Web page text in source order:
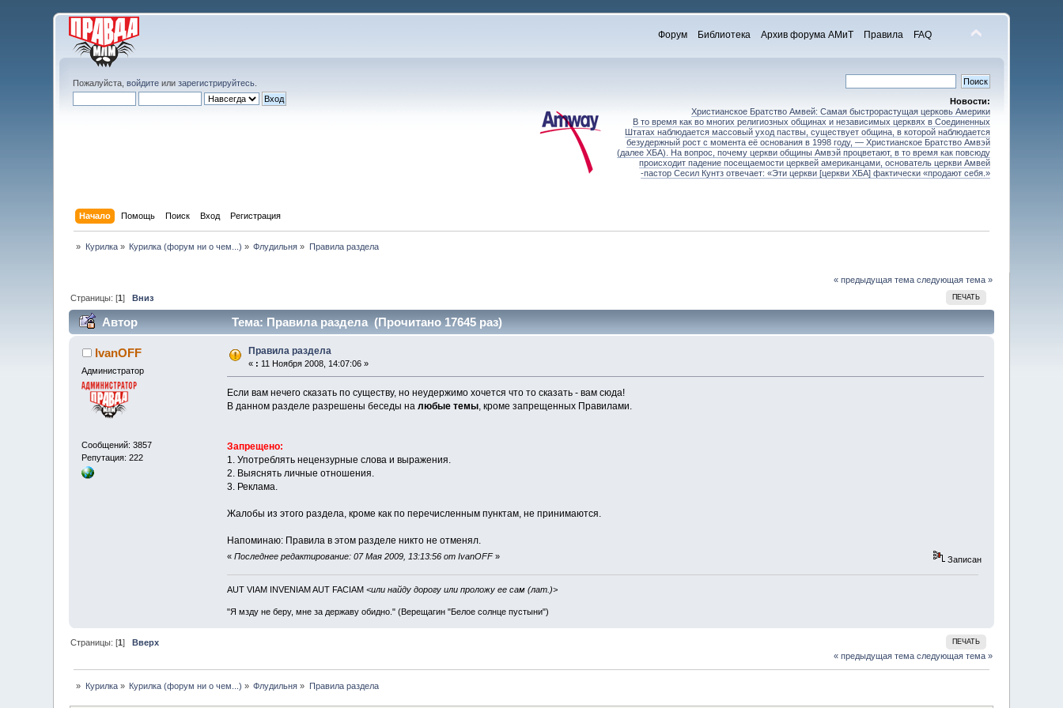
Форум Библиотека Архив форума АМиТ Правила FAQ
Пожалуйста,войдите илизарегистрируйтесь
Новости:
Христианское Братство Амвей: Самая быстрорастущая церковь Америки
В то время как во многих религиозных общинах и независимых церквях в Соединенных
Штатах наблюдается массовый уход паствы, существует община, в которой наблюдается
безудержный рост с момента её основания в 1998 году, — Христианское Братство Амвэй
(далее ХБА). На вопрос, почему церкви общины Амвэй процветают, в то время как повсюду
происходит падение посещаемости церквей американцами, основатель церкви Амвей
-пастор Сесил Кунтз отвечает: «Эти церкви [церкви ХБА] фактически «продают себя.»
Начало Помощь Поиск Вход Регистрация
» Курилка» Курилка (форум ни о чем...) » Флудильня » Правила раздела
« предыдущая тема следующая тема »
ПЕЧАТЬ
Страницы: [1]Вниз
Автор Тема: Правила раздела (Прочитано 17645 раз)
IvanOFF
Администратор
Сообщений: 3857
Репутация: 222
Правила раздела
« : 11 Ноября 2008, 14:07:06 »
Если вам нечего сказать по существу, но неудержимо хочется что то сказать - вам сюда!
В данном разделе разрешены беседы на любые темы, кроме запрещенных Правилами.
Запрещено:
1. Употреблять нецензурные слова и выражения.
2. Выяснять личные отношения.
3. Реклама.
Жалобы из этого раздела, кроме как по перечисленным пунктам, не принимаются.
Напоминаю: Правила в этом разделе никто не отменял.
« Последнее редактирование: 07 Мая 2009, 13:13:56 от IvanOFF» Записан
AUT VIAM INVENIAM AUT FACIAM <или найду дорогу или проложу ее сам (лат.)>
"Я мзду не беру, мне за державу обидно." (Верещагин "Белое солнце пустыни")
ПЕЧАТЬ
Страницы: [1]Вверх
« предыдущая тема следующая тема »
» Курилка» Курилка (форум ни о чем...) » Флудильня » Правила раздела